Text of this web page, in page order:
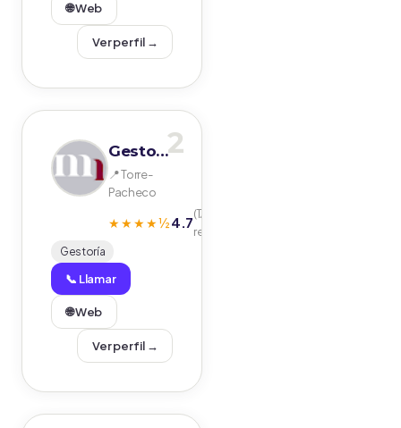
🌐 Web
Ver perfil →
2
Gestoría Mare Nostrum
📍 Torre-
Pacheco
★★★★½4.7(17
reseñas)
Gestoría
📞 Llamar
🌐 Web
Ver perfil →